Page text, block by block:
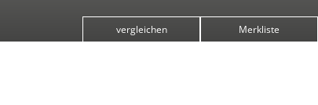
vergleichen Merkliste